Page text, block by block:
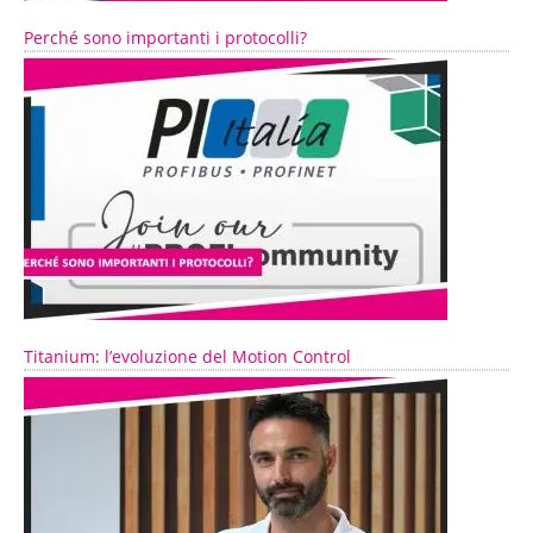
Perché sono importanti i protocolli?
Titanium: l’evoluzione del Motion Control